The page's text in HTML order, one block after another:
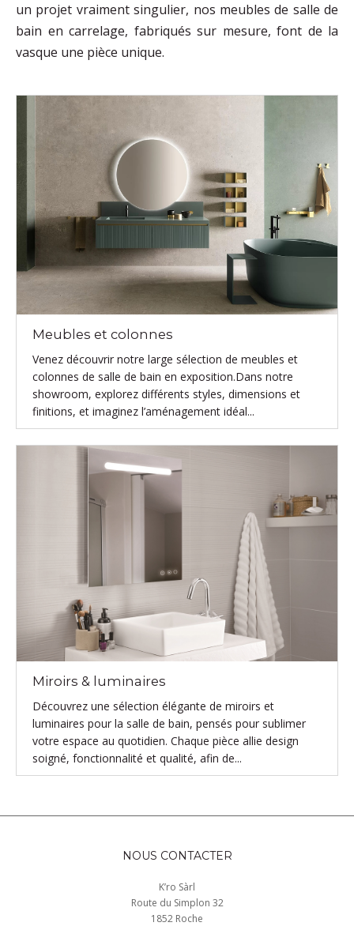
un projet vraiment singulier, nos meubles de salle de
bain en carrelage, fabriqués sur mesure, font de la
vasque une pièce unique.
Meubles et colonnes
Venez découvrir notre large sélection de meubles et
colonnes de salle de bain en exposition.Dans notre
showroom, explorez différents styles, dimensions et
finitions, et imaginez l’aménagement idéal...
Miroirs & luminaires
Découvrez une sélection élégante de miroirs et
luminaires pour la salle de bain, pensés pour sublimer
votre espace au quotidien. Chaque pièce allie design
soigné, fonctionnalité et qualité, afin de...
NOUS CONTACTER
K’ro Sàrl
Route du Simplon 32
1852 Roche